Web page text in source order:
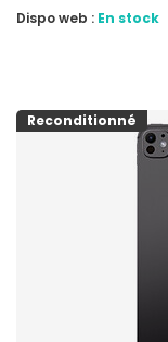
Dispo web : En stock
Reconditionné